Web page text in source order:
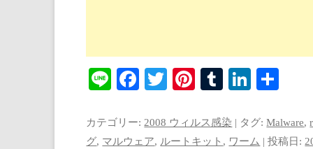
Li
Fa
bo
T
tte
Pi
er
T
m
Li
ed
カテゴリー: 2008 ウィルス感染 | タグ:Malware,
グ, マルウェア, ルートキット , ワーム | 投稿日: